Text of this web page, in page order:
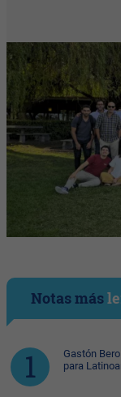
Notas más
Gastón
para